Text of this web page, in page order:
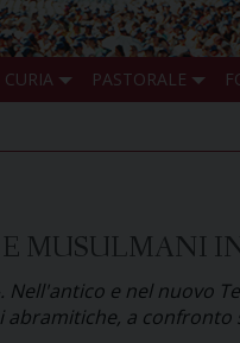
CURIA PASTORALE
MUSULMANI
Nell'antico e nel nuovo
a